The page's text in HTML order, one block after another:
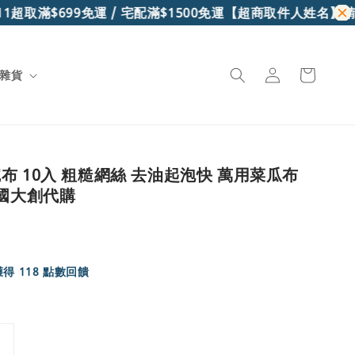
取滿$699免運 / 宅配滿$1500免運【超商取件人姓名】請
貨
10入 粗糙網絲 去油起泡快 萬用菜瓜布
大創代購
得 118 點數回饋